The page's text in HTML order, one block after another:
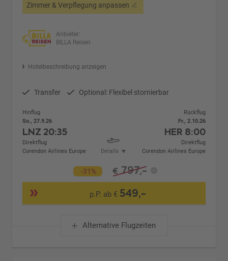
Zimmer & Verpflegung anpassen
Anbieter:
BILLA Reisen
Hotelbeschreibung anzeigen
Transfer Optional: Flexibel stornierbar
Hinflug
So., 27.9.26
LNZ 20:35
Direktflug
Corendon Airlines Europe
Details
Rückflug
Fr., 2.10.26
HER 8:00
Direktflug
Corendon Airlines Europe
-31% € 797,-
p.P. ab € 549,-
Alternative Flugzeiten